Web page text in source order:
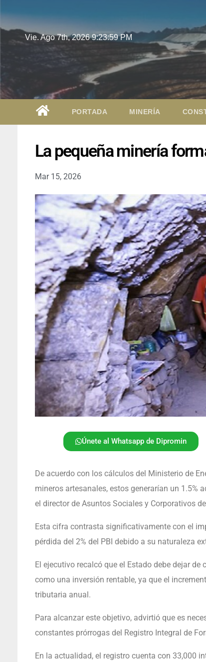
Vie. Ago 7th, 20269:24:00 PM
PORTADA MINERÍA
La pequeña minería
Mar 15, 2026
Únete al Whatsapp de Dipromin
De acuerdo con los cálculos del Ministerio de
mineros artesanales, estos generarían un 1.5%
el director de Asuntos Sociales y Corporativos
Esta cifra contrasta significativamente con el
pérdida del 2% del PBI debido a su naturaleza
El ejecutivo recalcó que el Estado debe dejar
como una inversión rentable, ya que el
tributaria anual.
Para alcanzar este objetivo, advirtió que es
constantes prórrogas del Registro Integral de
En la actualidad, el registro cuenta con 33,000